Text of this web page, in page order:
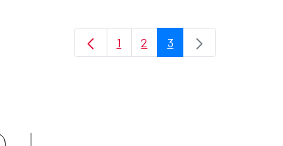
Página
1 Página
2 Página
3